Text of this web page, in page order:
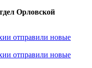
Орловской